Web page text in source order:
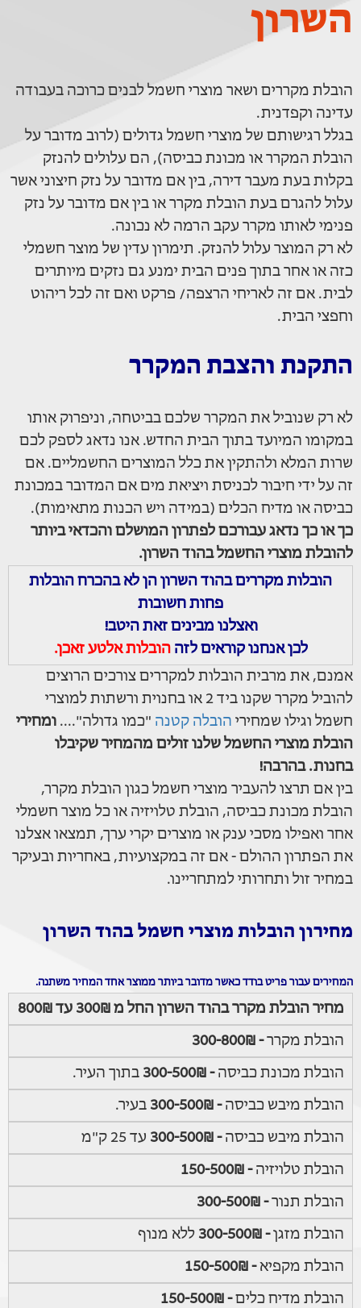
השרון
הובלת מקררים ושאר מוצרי חשמל לבנים כרוכה בעבודה
עדינה וקפדנית.
בגלל רגישותם של מוצרי חשמל גדולים (לרוב מדובר על
הובלת המקרר או מכונת כביסה), הם עלולים להנזק
בקלות בעת מעבר דירה, בין אם מדובר על נזק חיצוני אשר
עלול להגרם בעת הובלת מקרר או בין אם מדובר על נזק
פנימי לאותו מקרר עקב הרמה לא נכונה.
לא רק המוצר עלול להנזק. תימרון עדין של מוצר חשמלי
כזה או אחר בתוך פנים הבית ימנע גם נזקים מיותרים
לבית. אם זה לאריחי הרצפה/ פרקט ואם זה לכל ריהוט
וחפצי הבית.
התקנת והצבת המקרר
לא רק שנוביל את המקרר שלכם בביטחה, וניפרוק אותו
במקומו המיועד בתוך הבית החדש. אנו נדאג לספק לכם
שרות המלא ולהתקין את כלל המוצרים החשמליים. אם
זה על ידי חיבור לכניסת ויציאת מים אם המדובר במכונת
כביסה או מדיח הכלים (במידה ויש הכנות מתאימות).
כך או כך נדאג עבורכם לפתרון המושלם והכדאי ביותר
להובלת מוצרי החשמל בהוד השרון.
הובלות מקררים בהוד השרון הן לא בהכרח הובלות
פחות חשובות
ואצלנו מבינים זאת היטב!
לכן אנחנו קוראים לזההובלות אלטע זאכן.
אמנם, את מרבית הובלות למקררים צורכים הרוצים
להוביל מקרר שקנו ביד 2 או בחנוית ורשתות למוצרי
חשמל וגילו שמחירי הובלה קטנה "כמו גדולה".... ומחירי
הובלת מוצרי החשמל שלנו זולים מהמחיר שקיבלו
בחנות. בהרבה!
בין אם תרצו להעביר מוצרי חשמל כגון הובלת מקרר,
הובלת מכונת כביסה, הובלת טלויזיה או כל מוצר חשמלי
אחר ואפילו מסכי ענק או מוצרים יקרי ערך, תמצאו אצלנו
את הפתרון ההולם - אם זה במקצועיות, באחריות ובעיקר
במחיר זול ותחרותי למתחריינו.
מחירון הובלות מוצרי חשמל בהוד השרון
המחירים עבור פריט בודד כאשר מדובר ביותר ממוצר אחד המחיר משתנה.
מחיר הובלת מקרר בהוד השרון החל מ 300₪ עד 800₪
הובלת מקרר- 300-800₪
הובלת מכונת כביסה - 300-500₪
בתוך העיר.
הובלת מיבש כביסה - 300-500₪
בעיר.
הובלת מיבש כביסה - 300-500₪
עד 25 ק"מ
הובלת טלויזיה - 150-500₪
הובלת תנור- 300-500₪
הובלת מזגן- 300-500₪
ללא מנוף
הובלת מקפיא- 150-500₪
הובלת מדיח כלים- 150-500₪